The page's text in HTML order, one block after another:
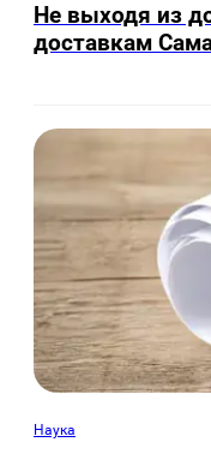
Не выходя из
доставкам
Наука